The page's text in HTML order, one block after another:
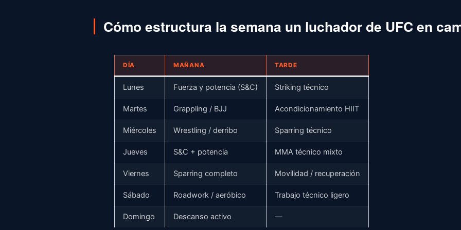
Cómo estructura la semana un luchador de UFC en
DÍA MAÑANA TARDE
Lunes Fuerza y potencia (S&C) Striking técnico
Martes Grappling / BJJ Acondicionamiento HIIT
Miércoles Wrestling / derribo Sparring técnico
Jueves S&C + potencia MMA técnico mixto
Viernes Sparring completo Movilidad / recuperación
Sábado Roadwork / aeróbico Trabajo técnico ligero
Domingo Descanso activo —